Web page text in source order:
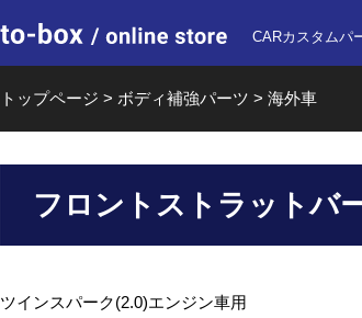
to-box online
CARカスタムパ
トップページ > ボディ補強パーツ > 海外車
フロントストラットバ
ツインスパーク(2.0)エンジン車用